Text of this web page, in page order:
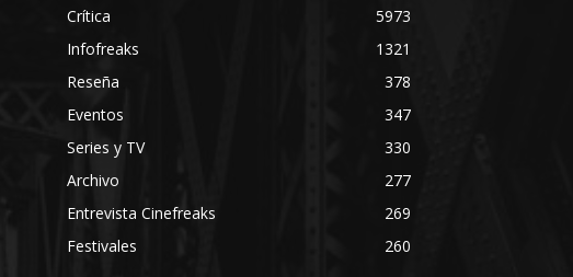
Crítica
5973
Infofreaks
1321
Reseña
378
Eventos
347
Series y TV
330
Archivo
277
Entrevista Cinefreaks
269
Festivales
260